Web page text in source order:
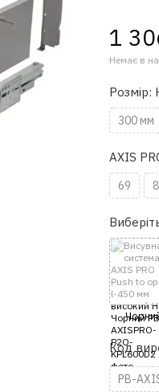
1
Немає в
Розмір:
300 мм
AXIS
69
Код
PB-